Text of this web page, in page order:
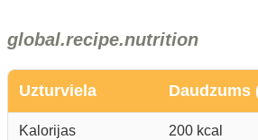
global.recipe.nutrition
Uzturviela Daudzums
Kalorijas 200 kcal